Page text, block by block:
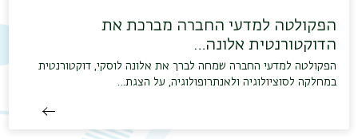
הפקולטה למדעי החברה מברכת את
הדוקטורנטית אלונה…
הפקולטה למדעי החברה שמחה לברך את אלונה לוסקי, דוקטורנטית
במחלקה לסוציולוגיה ולאנתרופולוגיה, על הצגת…